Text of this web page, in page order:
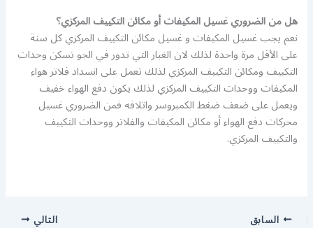
هل من الضروري غسيل المكيفات أو مكائن التكييف المركزي؟
نعم يجب غسيل المكيفات و غسيل مكائن التكييف المركزي كل سنة
على الأقل مرة واحدة لذلك لان الغبار التي تدور في الجو تسكن وحدات
التكييف ومكائن التكييف المركزي لذلك تعمل على انسداد فلاتر هواء
المكيفات ووحدات التكييف المركزي لذلك يكون دفع الهواء خفيف
ويعمل على ضعف ضغط الكمبروسر واتلافه فمن الضروري غسيل
محركات دفع الهواء أو مكائن المكيفات والفلاتر ووحدات التكييف
والتكييف المركزي.
السابق التالي